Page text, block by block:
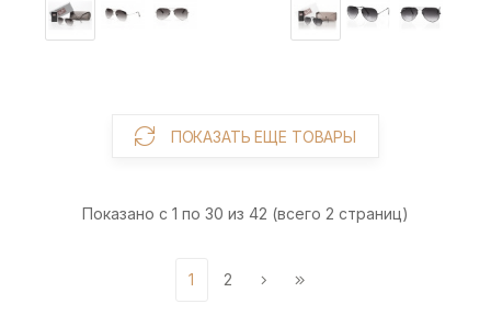
ПОКАЗАТЬ ЕЩЕ ТОВАРЫ
Показано с 1 по 30 из 42 (всего 2 страниц)
1 2